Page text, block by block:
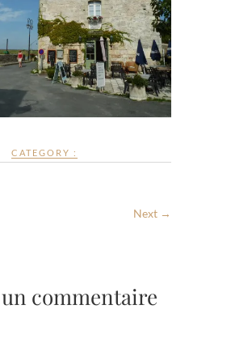
CATEGORY :
Next →
commentaire